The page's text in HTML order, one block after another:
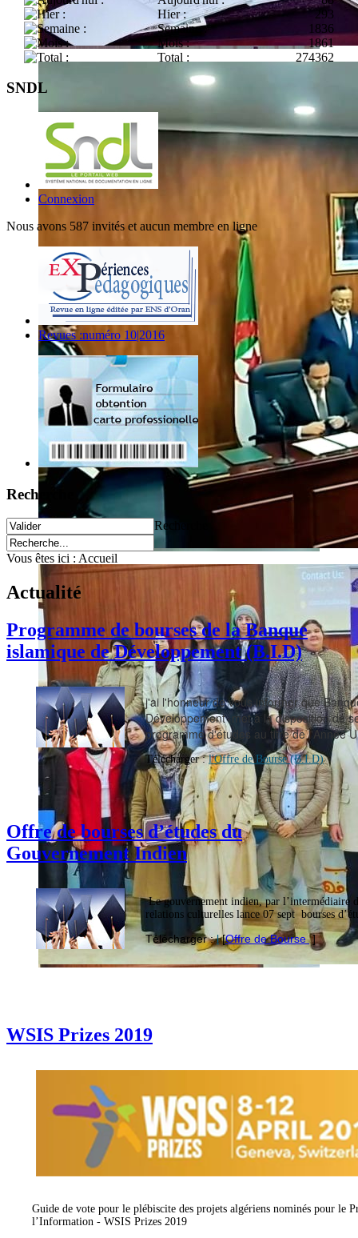
Hier :
293
Semaine :
1836
Mois :
1861
Total :
274362
SNDL
Connexion
Nous avons 587 invités et aucun membre en ligne
Revues :numéro 10|2016
Recherche
Recherche
Vous êtes ici : Accueil
Actualité
Programme de bourses de la Banque
islamique de Développement (B.I.D)
j'ai l'honneur de vous informer que
Développement met à la disposition de
programme d'études au titre de l'Année
Télécharger :l'Offre de Bourse (B.I.D)
Offre de bourses d’études du
Gouvernement Indien
Le gouvernement indien, par l’intermédiaire
relations culturelles lance 07 sept bourses
Télécharger :l[Offre de Bourse]
WSIS Prizes 2019
Guide de vote pour le plébiscite des projets algériens nominés pour le
l’Information - WSIS Prizes 2019